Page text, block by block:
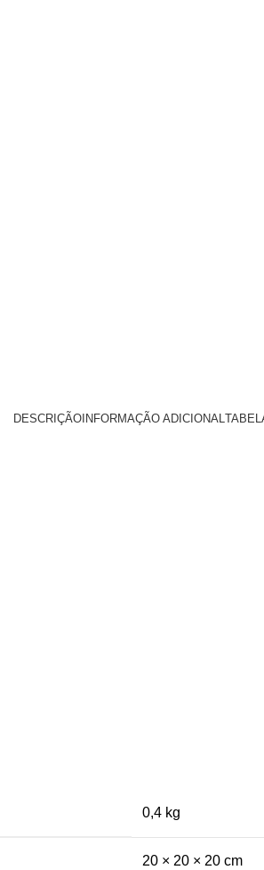
DESCRIÇÃOINFORMAÇÃO ADICIONAL
0,4 kg
20 × 20 × 20 cm